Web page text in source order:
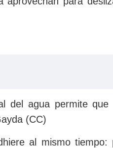
del agua permite
(CC)
al mismo tiempo: